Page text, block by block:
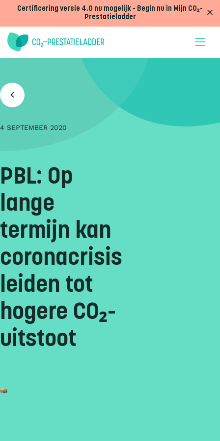
Certificering versie 4.0 nu mogelijk - Begin nu in Mijn CO₂-
Prestatieladder
4 SEPTEMBER 2020
PBL: Op
lange
termijn kan
coronacrisis
leiden tot
hogere CO₂-
uitstoot